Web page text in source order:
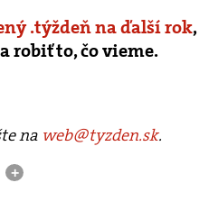
.týždeň na ďalší rok,
robiť to, čo vieme.
na web@tyzden.sk.
+